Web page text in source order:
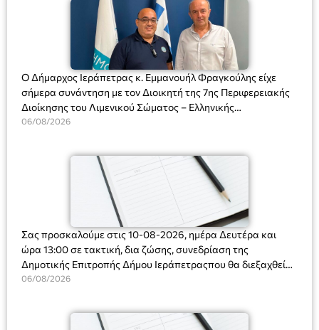
Ο Δήμαρχος Ιεράπετρας κ. Εμμανουήλ Φραγκούλης είχε
σήμερα συνάντηση με τον Διοικητή της 7ης Περιφερειακής
Διοίκησης του Λιμενικού Σώματος – Ελληνικής
Ακτοφυλακής (Λ.Σ.-ΕΛ.ΑΚΤ.), Αρχιπλοίαρχο Λ.Σ. κ. Ιωάννη
06/08/2026
Σας προσκαλούμε στις 10-08-2026, ημέρα Δευτέρα και
ώρα 13:00 σε τακτική, δια ζώσης, συνεδρίαση της
Δημοτικής Επιτροπής Δήμου Ιεράπετραςπου θα διεξαχθεί
στο Δημοτικό Κατάστημα, Δημοκρατίας 31 στην αίθουσα
και λήψη αποφάσεων στα παρακάτω θέματα:
06/08/2026